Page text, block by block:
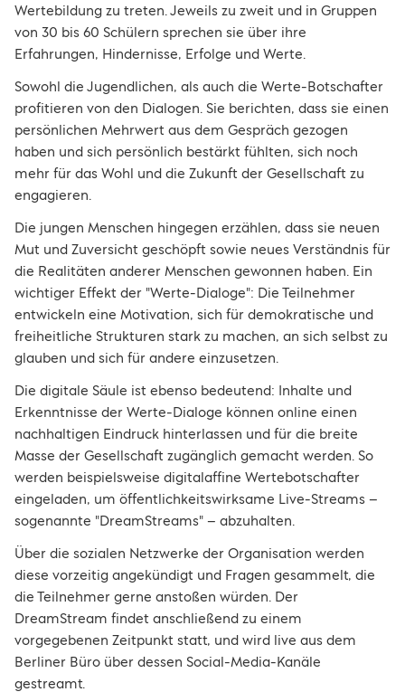
Wertebildung zu treten. Jeweils zu zweit und in Gruppen
von 30 bis 60 Schülern sprechen sie über ihre
Erfahrungen, Hindernisse, Erfolge und Werte.
Sowohl die Jugendlichen, als auch die Werte-Botschafter
profitieren von den Dialogen. Sie berichten, dass sie einen
persönlichen Mehrwert aus dem Gespräch gezogen
haben und sich persönlich bestärkt fühlten, sich noch
mehr für das Wohl und die Zukunft der Gesellschaft zu
engagieren.
Die jungen Menschen hingegen erzählen, dass sie neuen
Mut und Zuversicht geschöpft sowie neues Verständnis für
die Realitäten anderer Menschen gewonnen haben. Ein
wichtiger Effekt der "Werte-Dialoge": Die Teilnehmer
entwickeln eine Motivation, sich für demokratische und
freiheitliche Strukturen stark zu machen, an sich selbst zu
glauben und sich für andere einzusetzen.
Die digitale Säule ist ebenso bedeutend: Inhalte und
Erkenntnisse der Werte-Dialoge können online einen
nachhaltigen Eindruck hinterlassen und für die breite
Masse der Gesellschaft zugänglich gemacht werden. So
werden beispielsweise digitalaffine Wertebotschafter
eingeladen, um öffentlichkeitswirksame Live-Streams –
sogenannte "DreamStreams" – abzuhalten.
Über die sozialen Netzwerke der Organisation werden
diese vorzeitig angekündigt und Fragen gesammelt, die
die Teilnehmer gerne anstoßen würden. Der
DreamStream findet anschließend zu einem
vorgegebenen Zeitpunkt statt, und wird live aus dem
Berliner Büro über dessen Social-Media-Kanäle
gestreamt.